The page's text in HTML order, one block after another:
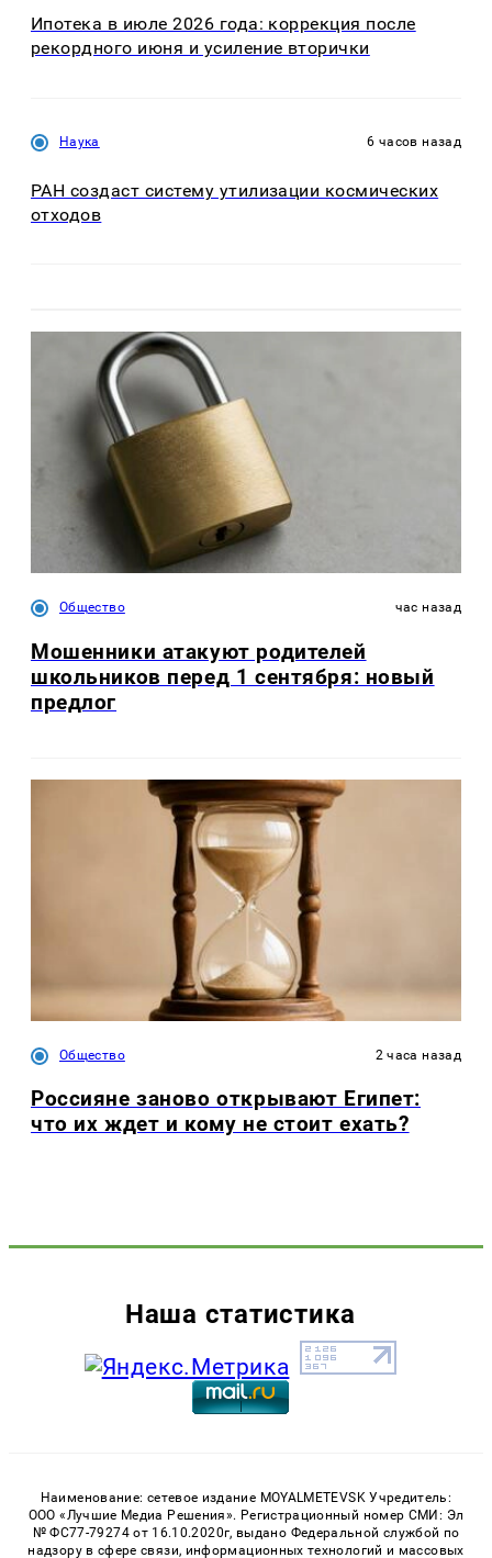
Ипотека в июле 2026 года: коррекция после
рекордного июня и усиление вторички
Наука 6 часов назад
РАН создаст систему утилизации космических
отходов
Общество час назад
Мошенники атакуют родителей
школьников перед 1 сентября: новый
предлог
Общество 2 часа назад
Россияне заново открывают Египет:
что их ждет и кому не стоит ехать?
Наша статистика
Наименование: сетевое издание MOYALMETEVSK Учредитель:
ООО «Лучшие Медиа Решения». Регистрационный номер СМИ: Эл
№ ФС77-79274 от 16.10.2020г, выдано Федеральной службой по
надзору в сфере связи, информационных технологий и массовых